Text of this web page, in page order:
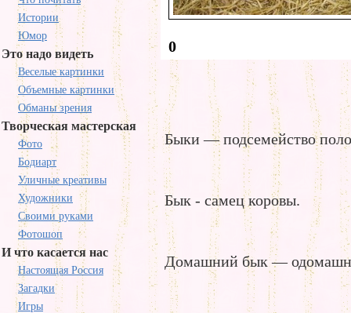
Истории
Юмор
Это надо видеть
Веселые картинки
Объемные картинки
Обманы зрения
Творческая мастерская
Фото
Бодиарт
Уличные креативы
Художники
Своими руками
Фотошоп
И что касается нас
Настоящая Россия
Загадки
Игры
0
Быки — подсемейство
Бык - самец коровы.
Домашний бык —